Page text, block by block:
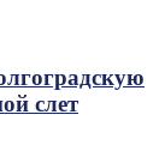
слет